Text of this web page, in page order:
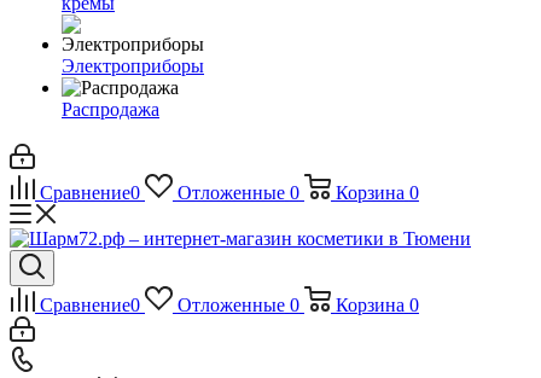
Электроприборы
Распродажа
Сравнение0 Отложенные 0 Корзина 0
Сравнение0 Отложенные 0 Корзина 0